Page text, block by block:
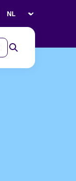
Selecteer taal